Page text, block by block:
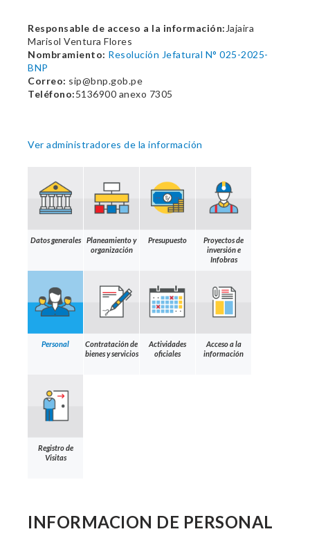
Responsable de acceso a la información: Jajaira
Marisol Ventura Flores
Nombramiento: Resolución Jefatural N° 025-2025-
BNP
Correo: sip@bnp.gob.pe
Teléfono:5136900 anexo 7305
Ver administradores de la información
Datos generales
Planeamiento y
organización
Presupuesto
Proyectos de
inversión e
Infobras
Personal
Contratación de
bienes y servicios
Actividades
oficiales
Acceso a la
información
Registro de
Visitas
INFORMACION DE PERSONAL